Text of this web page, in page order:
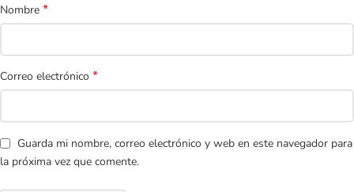
Nombre *
Correo electrónico *
Guarda mi nombre, correo electrónico y web en este navegador para
la próxima vez que comente.